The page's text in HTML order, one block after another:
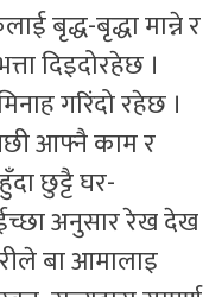
बृद्ध-बृद्धा मान्ने र
दिइदोरहेछ ।
गरिंदो रहेछ ।
आफ्नै काम र
छुट्टै घर-
अनुसार रेख देख
बा आमालाइ